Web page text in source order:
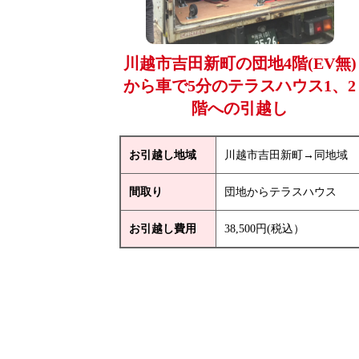
川越市吉田新町の団地4階(EV無)
から車で5分のテラスハウス1、2
階への引越し
お引越し地域 川越市吉田新町→同地域
間取り 団地からテラスハウス
お引越し費用 38,500円(税込）